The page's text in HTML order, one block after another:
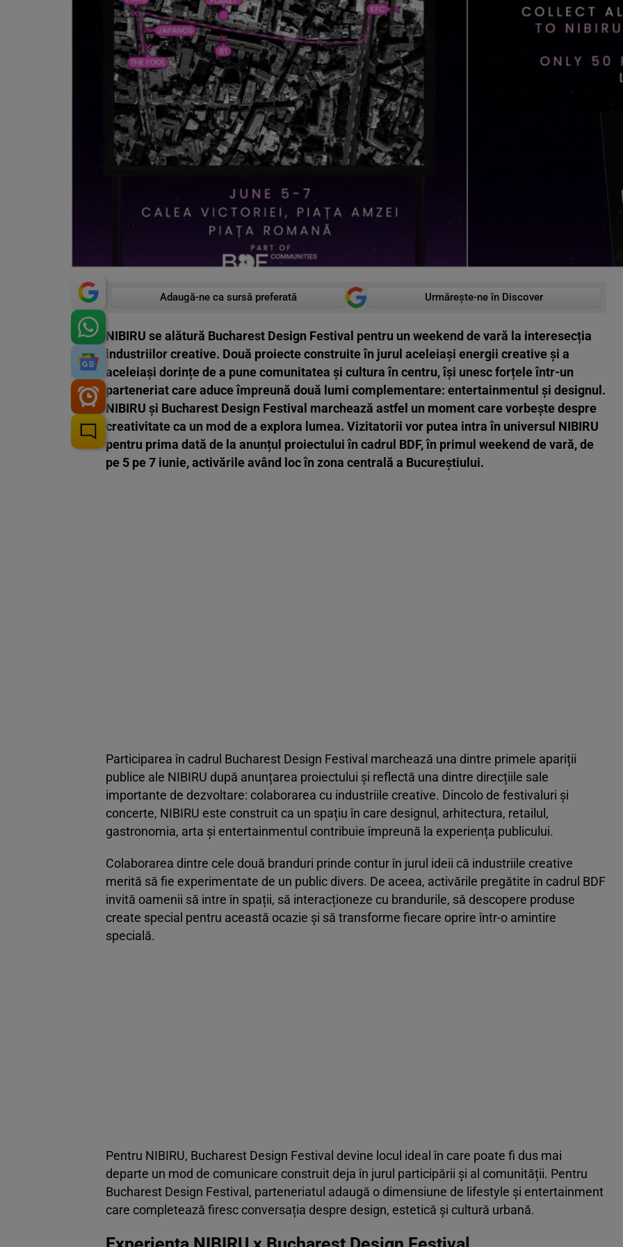
Adaugă-ne ca sursă preferată Urmărește-ne în Discover
NIBIRU se alătură Bucharest Design Festival pentru un weekend de vară la interesecția
industriilor creative. Două proiecte construite în jurul aceleiași energii creative și a
aceleiași dorințe de a pune comunitatea și cultura în centru, își unesc forțele într-un
parteneriat care aduce împreună două lumi complementare: entertainmentul și designul.
NIBIRU și Bucharest Design Festival marchează astfel un moment care vorbește despre
creativitate ca un mod de a explora lumea. Vizitatorii vor putea intra în universul NIBIRU
pentru prima dată de la anunțul proiectului în cadrul BDF, în primul weekend de vară, de
pe 5 pe 7 iunie, activările având loc în zona centrală a Bucureștiului.
Participarea în cadrul Bucharest Design Festival marchează una dintre primele apariții
publice ale NIBIRU după anunțarea proiectului și reflectă una dintre direcțiile sale
importante de dezvoltare: colaborarea cu industriile creative. Dincolo de festivaluri și
concerte, NIBIRU este construit ca un spațiu în care designul, arhitectura, retailul,
gastronomia, arta și entertainmentul contribuie împreună la experiența publicului.
Colaborarea dintre cele două branduri prinde contur în jurul ideii că industriile creative
merită să fie experimentate de un public divers. De aceea, activările pregătite în cadrul BDF
invită oamenii să intre în spații, să interacționeze cu brandurile, să descopere produse
create special pentru această ocazie și să transforme fiecare oprire într-o amintire
specială.
Pentru NIBIRU, Bucharest Design Festival devine locul ideal în care poate fi dus mai
departe un mod de comunicare construit deja în jurul participării și al comunității. Pentru
Bucharest Design Festival, parteneriatul adaugă o dimensiune de lifestyle și entertainment
care completează firesc conversația despre design, estetică și cultură urbană.